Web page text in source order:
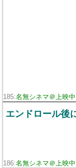
185:名無シネマ＠上映中
エンドロール後
186:名無シネマ＠上映中